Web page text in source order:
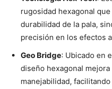
rugosidad hexagonal
durabilidad de la pala,
precisión en los efectos
Geo Bridge: Ubicado en
diseño hexagonal
manejabilidad,